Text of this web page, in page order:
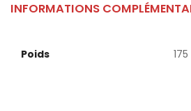
INFORMATIONS
Poids